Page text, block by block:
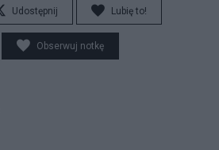
Udostępnij Lubię to!
Obserwuj notkę